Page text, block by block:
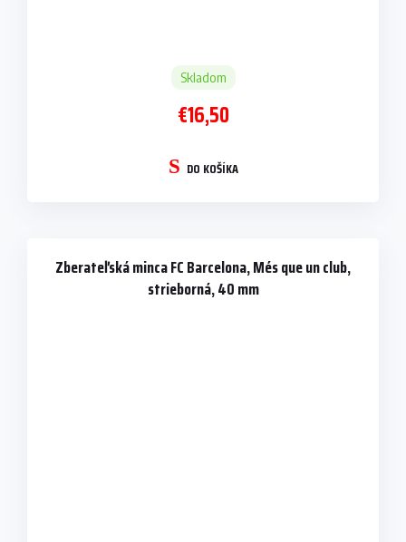
Skladom
€16,50
DO KOŠÍKA
Zberateľská minca FC Barcelona, Més que un club,
strieborná, 40 mm